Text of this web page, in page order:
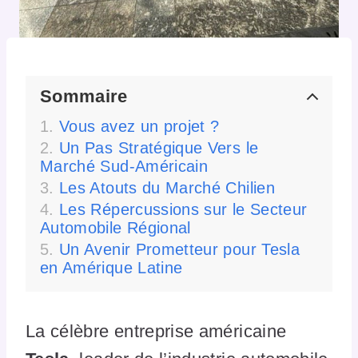
Sommaire
Vous avez un projet ?
Un Pas Stratégique Vers le
Marché Sud-Américain
Les Atouts du Marché Chilien
Les Répercussions sur le Secteur
Automobile Régional
Un Avenir Prometteur pour Tesla
en Amérique Latine
La célèbre entreprise américaine